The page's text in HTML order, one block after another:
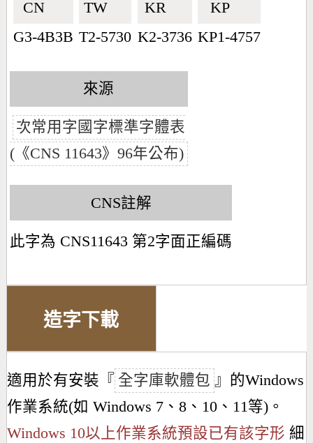
CN🇨🇳
G3-4B3B
TW🇹🇼
T2-5730
KR🇰🇷
K2-3736
KP🇰🇵
KP1-4757
來源
次常用字國字標準字體表
(《CNS 11643》96年公布)
CNS註解
此字為 CNS11643 第2字面正編碼
造字下載
適用於有安裝『 全字庫軟體包 』的Windows
作業系統(如 Windows 7、8、10、11等)。
Windows 10以上作業系統預設已有該字形 細